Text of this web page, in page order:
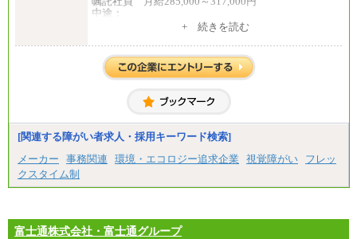
中途：
（経験・能力等を踏まえて、当社規定により支給し
ます）
+ 続きを読む
[関連する障がい者求人・採用キーワード検索]
メーカー
事務関連 環境・エコロジー追求企業 視覚障がい
フレッ
クスタイム制
富士通株式会社・富士通グループ